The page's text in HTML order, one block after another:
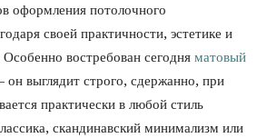
оформления потолочного
своей практичности, эстетике и
востребован сегодня матовый
выглядит строго, сдержанно, при
практически в любой стиль
скандинавский минимализм или